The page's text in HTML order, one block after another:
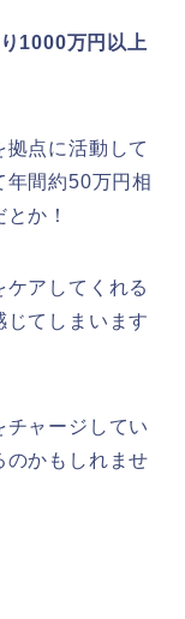
1000万円以上
点に活動して
年間約50万円相
か！
アしてくれる
じてしまいます
チャージしてい
のかもしれませ